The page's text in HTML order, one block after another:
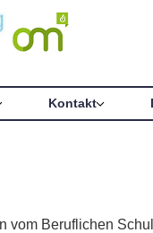
Kontakt
Beruflichen